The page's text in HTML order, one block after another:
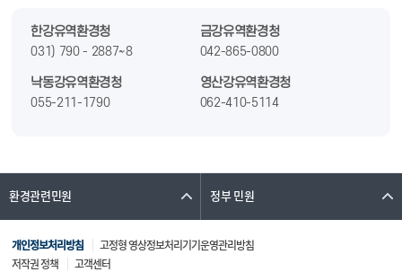
한강유역환경청
031) 790 - 2887~8
금강유역환경청
042-865-0800
낙동강유역환경청
055-211-1790
영산강유역환경청
062-410-5114
063-238-8900 032-560-7013
한강홍수통제소
02-590-9999
금강홍수통제소
환경관련민원 정부 민원
개인정보처리방침
고정형 영상정보처리기기운영관리방침
저작권 정책
고객센터